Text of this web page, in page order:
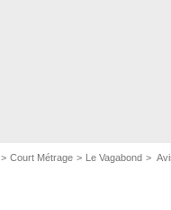
Court Métrage Le Vagabond